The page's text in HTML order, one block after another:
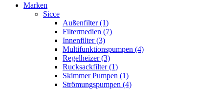
Marken
Sicce
Außenfilter (1)
Filtermedien (7)
Innenfilter (3)
Multifunktionspumpen (4)
Regelheizer (3)
Rucksackfilter (1)
Skimmer Pumpen (1)
Strömungspumpen (4)